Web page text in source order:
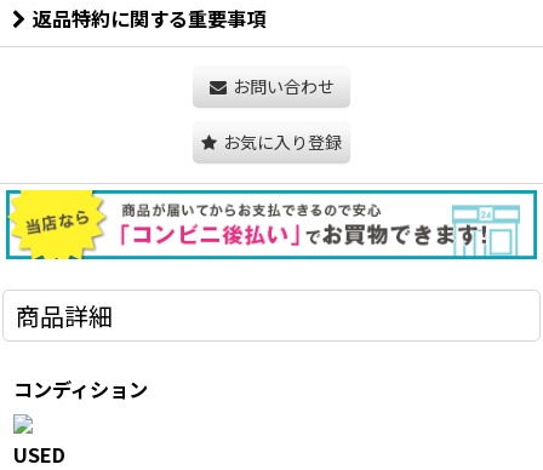
返品特約に関する重要事項
お問い合わせ
お気に入り登録
商品詳細
コンディション
USED